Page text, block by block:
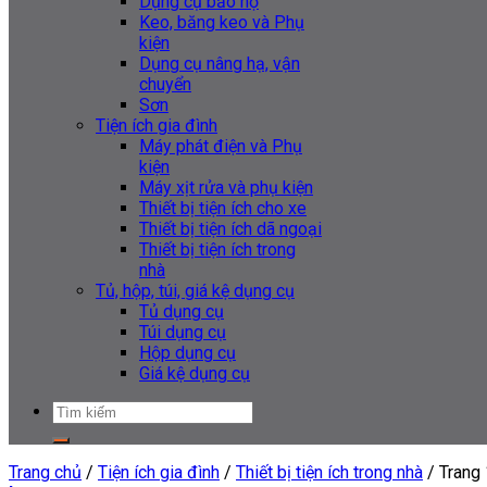
Keo, băng keo và Phụ
kiện
Dụng cụ nâng hạ, vận
chuyển
Sơn
Tiện ích gia đình
Máy phát điện và Phụ
kiện
Máy xịt rửa và phụ kiện
Thiết bị tiện ích cho xe
Thiết bị tiện ích dã ngoại
Thiết bị tiện ích trong
nhà
Tủ, hộp, túi, giá kệ dụng cụ
Tủ dụng cụ
Túi dụng cụ
Hộp dụng cụ
Giá kệ dụng cụ
Tìm
Trang chủ / Tiện ích gia đình / Thiết bị tiện ích trong nhà / Trang